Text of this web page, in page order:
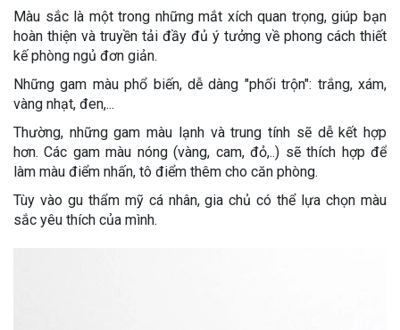
Màu sắc là một trong những mắt xích quan trọng, giúp bạn
hoàn thiện và truyền tải đầy đủ ý tưởng về phong cách thiết
kế phòng ngủ đơn giản.
Những gam màu phổ biến, dễ dàng "phối trộn": trắng, xám,
vàng nhạt, đen,...
Thường, những gam màu lạnh và trung tính sẽ dễ kết hợp
hơn. Các gam màu nóng (vàng, cam, đỏ,..) sẽ thích hợp để
làm màu điểm nhấn, tô điểm thêm cho căn phòng.
Tùy vào gu thẩm mỹ cá nhân, gia chủ có thể lựa chọn màu
sắc yêu thích của mình.